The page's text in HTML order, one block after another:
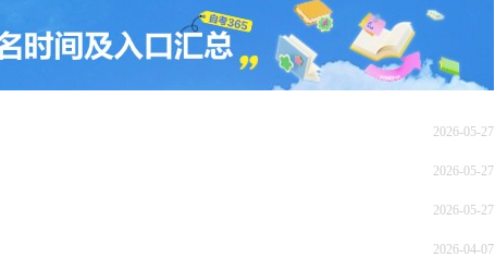
2026-05-27
2026-05-27
2026-05-27
2026-04-07